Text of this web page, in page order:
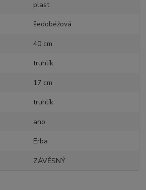
plast
šedobéžová
40 cm
truhlík
17 cm
truhlík
ano
Erba
ZÁVĚSNÝ